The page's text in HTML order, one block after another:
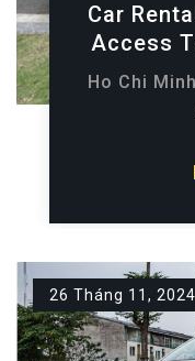
Car
Access
Ho Chi
26 Tháng 11, 2024